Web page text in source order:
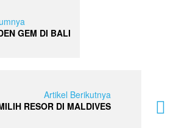
GEM DI BALI
Artikel Berikutnya
RESOR DI MALDIVES